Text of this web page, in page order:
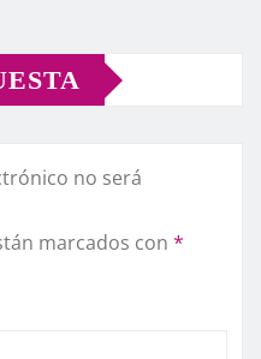
no será
marcados con *